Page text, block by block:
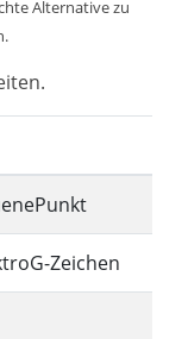
Alternative zu
Zeichen